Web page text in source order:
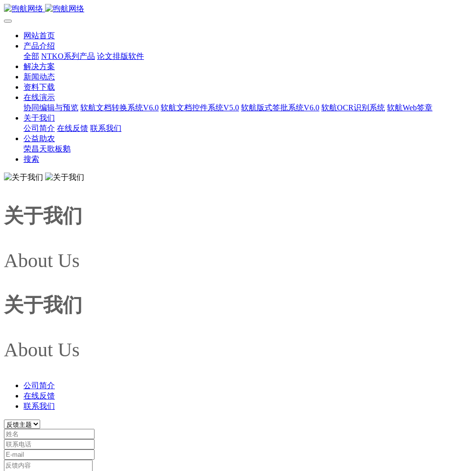
网站首页
产品介绍
全部 NTKO系列产品 论文排版软件
解决方案
新闻动态
资料下载
在线演示
协同编辑与预览 软航文档转换系统V6.0 软航文档控件系统V5.0 软航版式签批系统V6.0 软航OCR识别系统 软航Web签章
关于我们
公司简介 在线反馈 联系我们
公益助农
荣昌天歌板鹅
搜索
关于我们
About Us
关于我们
About Us
公司简介
在线反馈
联系我们